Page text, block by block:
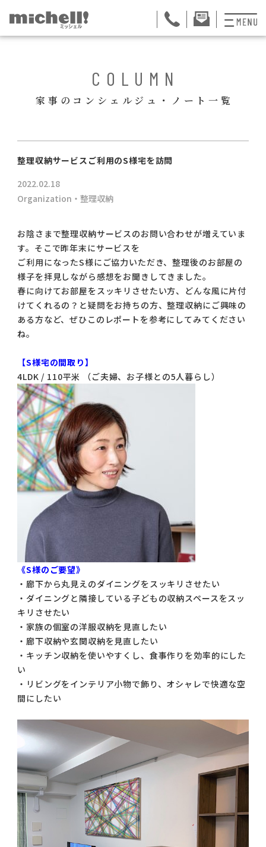
お掃除代行
コラム
ご案内
働く仲間インタビュー
COLUMN
家事のコンシェルジュ・ノート一覧
整理収納サービスご利用のS様宅を訪問
2022.02.18
Organization・整理収納
お陰さまで整理収納サービスのお問い合わせが増えていま
す。そこで昨年末にサービスを
ご利用になったS様にご協力いただき、整理後のお部屋の
様子を拝見しながら感想をお聞きしてきました。
春に向けてお部屋をスッキリさせたい方、どんな風に片付
けてくれるの？と疑問をお持ちの方、整理収納にご興味の
ある方など、ぜひこのレポートを参考にしてみてください
ね。
【S様宅の間取り】
4LDK / 110平米 （ご夫婦、お子様との5人暮らし）
《S様のご要望》
・廊下から丸見えのダイニングをスッキリさせたい
・ダイニングと隣接している子どもの収納スペースをスッ
キリさせたい
・家族の個室の洋服収納を見直したい
・廊下収納や玄関収納を見直したい
・キッチン収納を使いやすくし、食事作りを効率的にした
い
・リビングをインテリア小物で飾り、オシャレで快適な空
間にしたい